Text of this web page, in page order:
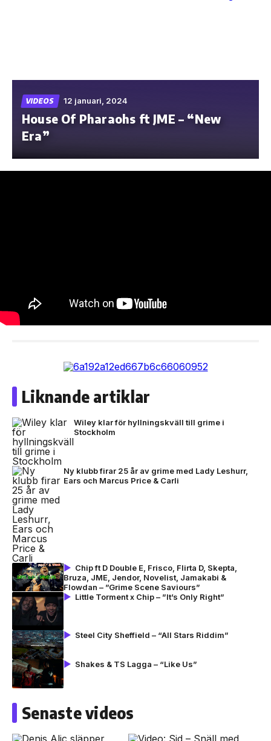
content
VIDEOS 12 januari, 2024
House Of Pharaohs ft JME – “New
Era”
Liknande artiklar
Wiley klar för hyllningskväll till grime i
Stockholm
Ny klubb firar 25 år av grime med Lady Leshurr,
Ears och Marcus Price & Carli
Chip ft D Double E, Frisco, Flirta D, Skepta,
Bruza, JME, Jendor, Novelist, Jamakabi &
Flowdan – ”Grime Scene Saviours”
Little Torment x Chip – ”It’s Only Right”
Steel City Sheffield – “All Stars Riddim”
Shakes & TS Lagga – “Like Us”
Senaste videos